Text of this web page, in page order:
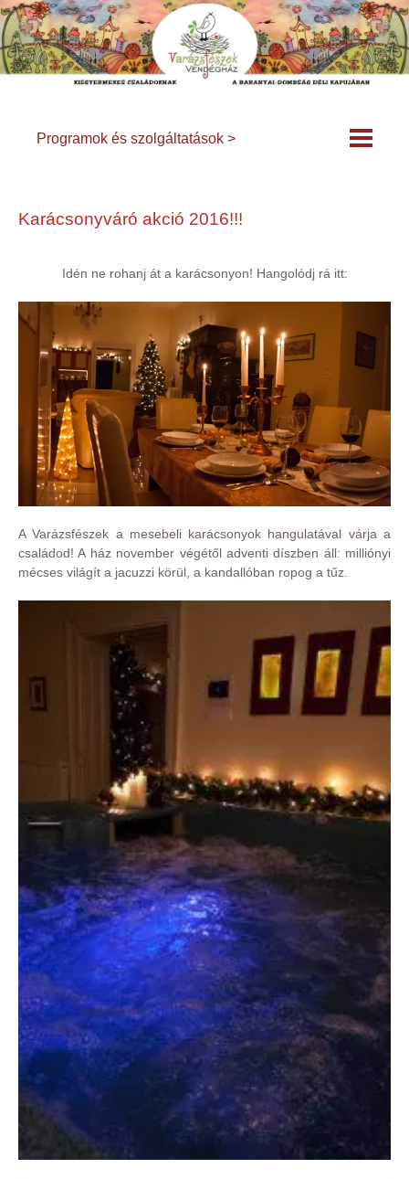
Programok és szolgáltatások >
Karácsonyváró akció 2016!!!
Idén ne rohanj át a karácsonyon! Hangolódj rá itt:
A Varázsfészek a mesebeli karácsonyok hangulatával várja a
családod! A ház november végétől adventi díszben áll: milliónyi
mécses világít a jacuzzi körül, a kandallóban ropog a tűz.